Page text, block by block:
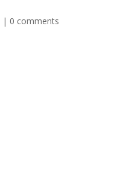
| 0 comments